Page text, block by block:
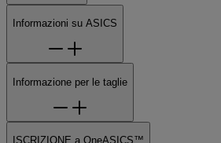
Informazioni su ASICS
Informazione per le taglie
ISCRIZIONE a OneASICS™